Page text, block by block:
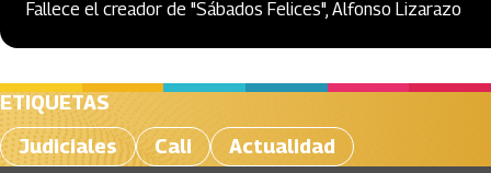
Fallece el creador de "Sábados Felices", Alfonso Lizarazo
ETIQUETAS
Judiciales
Cali Actualidad